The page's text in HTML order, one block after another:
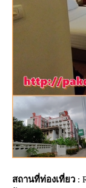
สถานที่ท่องเที่ยว :